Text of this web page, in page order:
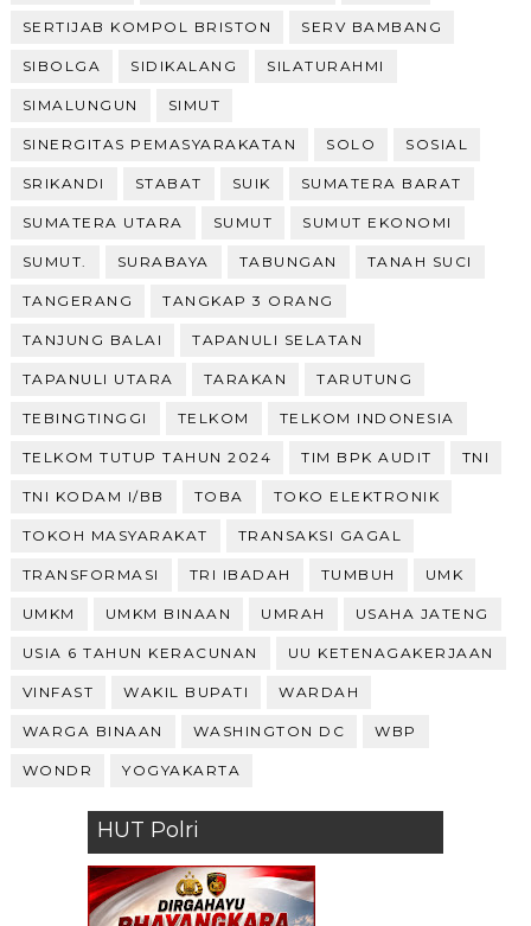
SERTIJAB KOMPOL BRISTON SERV BAMBANG
SIBOLGA SIDIKALANG SILATURAHMI
SIMALUNGUN SIMUT
SINERGITAS PEMASYARAKATAN SOLO SOSIAL
SRIKANDI STABAT SUIK SUMATERA BARAT
SUMATERA UTARA SUMUT SUMUT EKONOMI
SUMUT. SURABAYA TABUNGAN TANAH SUCI
TANGERANG TANGKAP 3 ORANG
TANJUNG BALAI TAPANULI SELATAN
TAPANULI UTARA TARAKAN TARUTUNG
TEBINGTINGGI TELKOM TELKOM INDONESIA
TELKOM TUTUP TAHUN 2024 TIM BPK AUDIT TNI
TNI KODAM I/BB TOBA TOKO ELEKTRONIK
TOKOH MASYARAKAT TRANSAKSI GAGAL
TRANSFORMASI TRI IBADAH TUMBUH UMK
UMKM UMKM BINAAN UMRAH USAHA JATENG
USIA 6 TAHUN KERACUNAN UU KETENAGAKERJAAN
VINFAST WAKIL BUPATI WARDAH
WARGA BINAAN WASHINGTON DC WBP
WONDR YOGYAKARTA
HUT Polri